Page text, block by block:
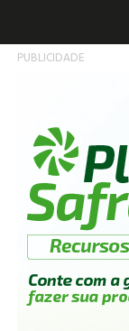
PUBLICIDADE